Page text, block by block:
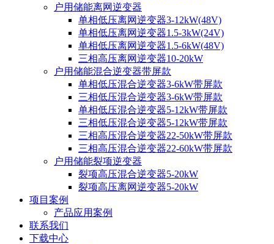
户用储能离网逆变器
单相低压离网逆变器3-12kW(48V)
单相低压离网逆变器1.5-3kW(24V)
单相低压离网逆变器1.5-6kW(48V)
三相高压离网逆变器10-20kW
户用储能混合逆变器带屏款
单相低压混合逆变器3-6kW带屏款
三相低压混合逆变器3-6kW带屏款
单相低压混合逆变器5-12kW带屏款
三相低压混合逆变器5-12kW带屏款
三相高压混合逆变器22-50kW带屏款
三相高压混合逆变器22-60kW带屏款
户用储能裂项逆变器
裂项高压混合逆变器5-20kW
裂项高压离网逆变器5-20kW
项目案例
产品应用案例
联系我们
下载中心